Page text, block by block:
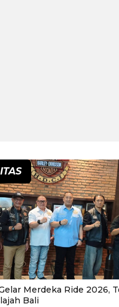
Merdeka Ride 2026,
Bali